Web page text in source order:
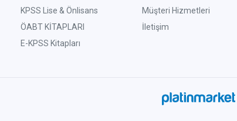
KPSS Lise & Önlisans
ÖABT KİTAPLARI
E-KPSS Kitapları
Müşteri Hizmetleri
İletişim